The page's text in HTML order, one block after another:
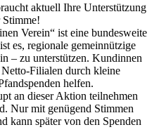
aktuell Ihre Unterstützung
Verein“ ist eine bundesweite
es, regionale gemeinnützige
– zu unterstützen. Kundinnen
Filialen durch kleine
helfen.
an dieser Aktion teilnehmen
Nur mit genügend Stimmen
kann später von den Spenden